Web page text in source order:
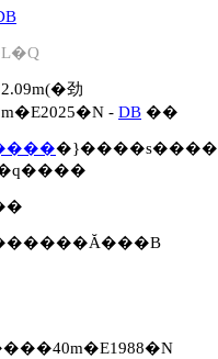
劲
- DB ��
�}����s����